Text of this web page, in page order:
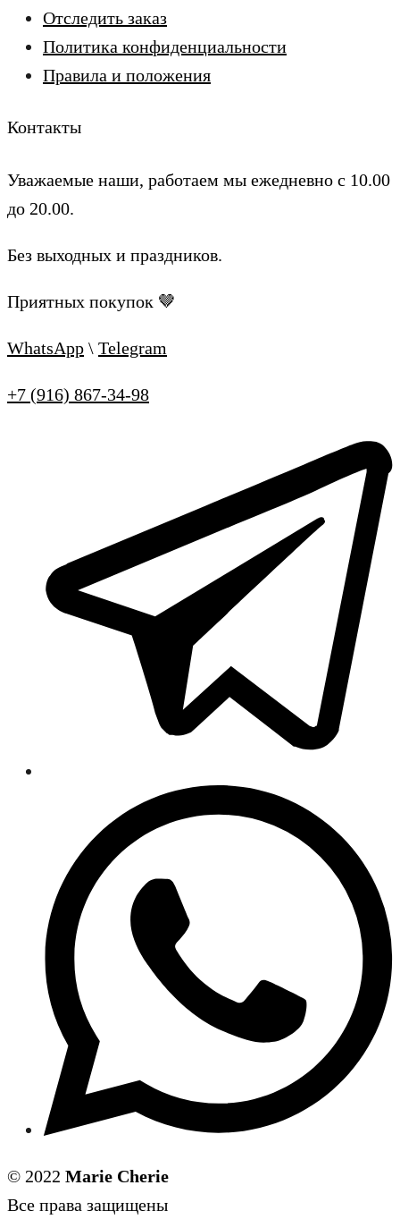
Отследить заказ
Политика конфиденциальности
Правила и положения
Контакты
Уважаемые наши, работаем мы ежедневно с 10.00
до 20.00.
Без выходных и праздников.
Приятных покупок 🤎
WhatsApp \ Telegram
+7 (916) 867-34-98
© 2022 Marie Cherie
Все права защищены